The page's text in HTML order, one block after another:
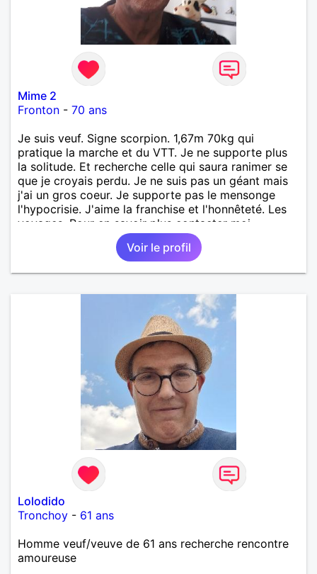
Mime 2
Fronton - 70 ans
Je suis veuf. Signe scorpion. 1,67m 70kg qui
pratique la marche et du VTT. Je ne supporte plus
la solitude. Et recherche celle qui saura ranimer se
que je croyais perdu. Je ne suis pas un géant mais
j'ai un gros coeur. Je supporte pas le mensonge
l'hypocrisie. J'aime la franchise et l'honnêteté. Les
voyages. Pour en savoir plus contacter moi.
Voir le profil
Lolodido
Tronchoy - 61 ans
Homme veuf/veuve de 61 ans recherche rencontre
amoureuse